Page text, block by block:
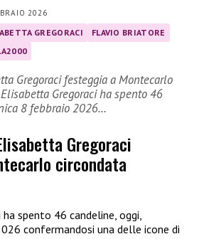
2026
GREGORACI
FLAVIO BRIATORE
Gregoraci festeggia a Montecarlo
Gregoraci ha spento 46
8 febbraio 2026…
Gregoraci
circondata
ha spento 46 candeline, oggi,
confermandosi una delle icone di